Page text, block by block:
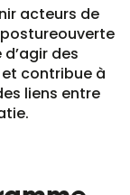
acteurs de
des
et contribue à
liens entre